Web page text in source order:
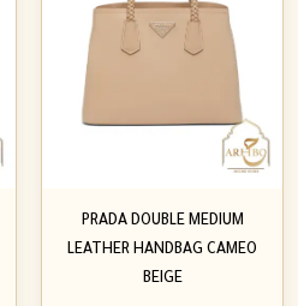
PRADA DOUBLE MEDIUM
LEATHER HANDBAG CAMEO
BEIGE